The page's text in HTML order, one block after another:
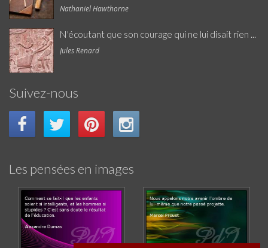
Nathaniel Hawthorne
N'écoutant que son courage qui ne lui disait rien ...
Jules Renard
Suivez-nous
Les pensées en images